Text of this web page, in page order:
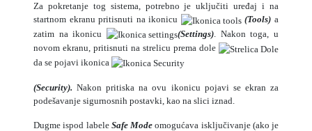
Za pokretanje tog sistema, potrebno je uključiti uređaj i na
startnom ekranu pritisnuti na ikonicu
(Tools) a
zatim na ikonicu
(Settings) . Nakon toga, u
novom ekranu, pritisnuti na strelicu prema dole
da se pojavi ikonica
(Security). Nakon pritiska na ovu ikonicu pojavi se ekran za
podešavanje sigurnosnih postavki, kao na slici iznad.
Dugme ispod labele Safe Mode omogućava isključivanje (ako je